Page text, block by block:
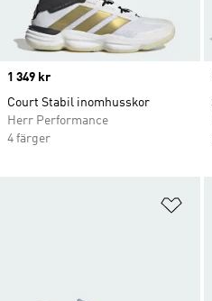
Price
1 349 kr
Court Stabil inomhusskor
Herr Performance
4 färger